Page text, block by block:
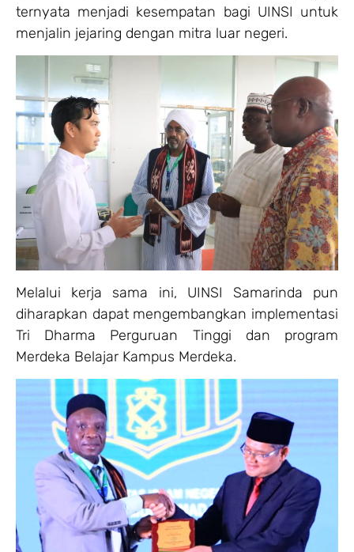
ternyata menjadi kesempatan bagi UINSI untuk
menjalin jejaring dengan mitra luar negeri.
Melalui kerja sama ini, UINSI Samarinda pun
diharapkan dapat mengembangkan implementasi
Tri Dharma Perguruan Tinggi dan program
Merdeka Belajar Kampus Merdeka.